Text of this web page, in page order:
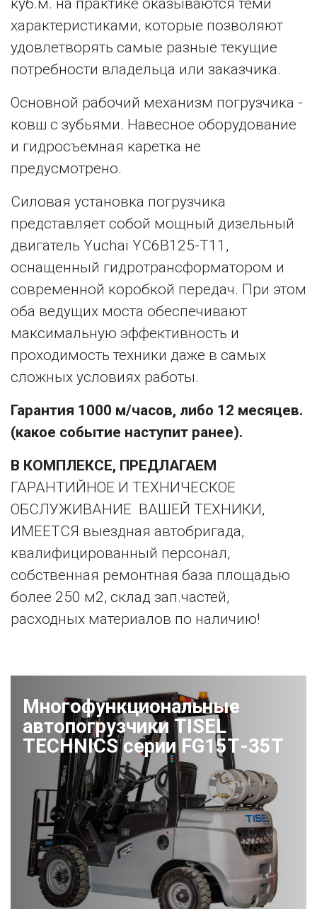
куб.м. на практике оказываются теми
характеристиками, которые позволяют
удовлетворять самые разные текущие
потребности владельца или заказчика.
Основной рабочий механизм погрузчика -
ковш с зубьями. Навесное оборудование
и гидросъемная каретка не
предусмотрено.
Силовая установка погрузчика
представляет собой мощный дизельный
двигатель Yuchai YC6B125-T11,
оснащенный гидротрансформатором и
современной коробкой передач. При этом
оба ведущих моста обеспечивают
максимальную эффективность и
проходимость техники даже в самых
сложных условиях работы.
Гарантия 1000 м/часов, либо 12 месяцев.
(какое событие наступит ранее).
В КОМПЛЕКСЕ, ПРЕДЛАГАЕМ
ГАРАНТИЙНОЕ И ТЕХНИЧЕСКОЕ
ОБСЛУЖИВАНИЕ ВАШЕЙ ТЕХНИКИ,
ИМЕЕТСЯ выездная автобригада,
квалифицированный персонал,
собственная ремонтная база площадью
более 250 м2, склад зап.частей,
расходных материалов по наличию!
Многофункциональные
автопогрузчики TISEL
TECHNICS серии FG15Т-35Т